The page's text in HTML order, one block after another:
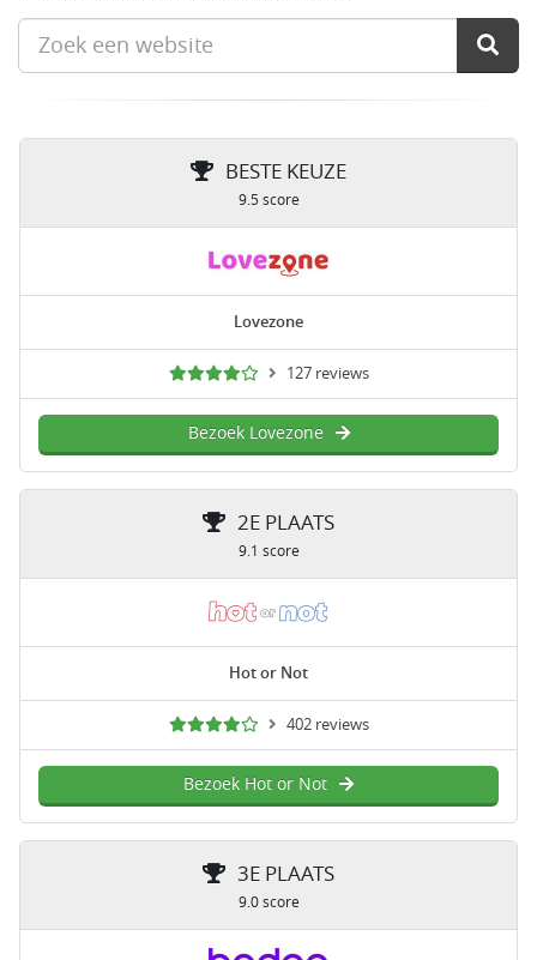
BESTE KEUZE
9.5 score
Lovezone
127 reviews
Bezoek Lovezone
2E PLAATS
9.1 score
Hot or Not
402 reviews
Bezoek Hot or Not
3E PLAATS
9.0 score